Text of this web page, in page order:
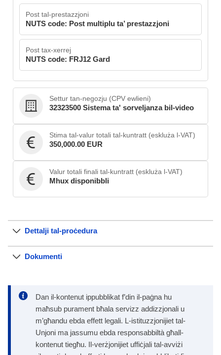
Post tal-prestazzjoni
NUTS code: Post multiplu ta’ prestazzjoni
Post tax-xerrej
NUTS code: FRJ12 Gard
Settur tan-negozju (CPV ewlieni)
32323500 Sistema ta' sorveljanza bil-video
Stima tal-valur totali tal-kuntratt (eskluża l-VAT)
350,000.00 EUR
Valur totali finali tal-kuntratt (eskluża l-VAT)
Mhux disponibbli
Dettalji tal-proċedura
Dokumenti
Dan il-kontenut ippubblikat f’din il-paġna hu
maħsub purament bħala servizz addizzjonali u
m’għandu ebda effett legali. L-istituzzjonijiet tal-
Unjoni ma jassumu ebda responsabbiltà għall-
kontenut tiegħu. Il-verżjonijiet uffiċjali tal-avviżi